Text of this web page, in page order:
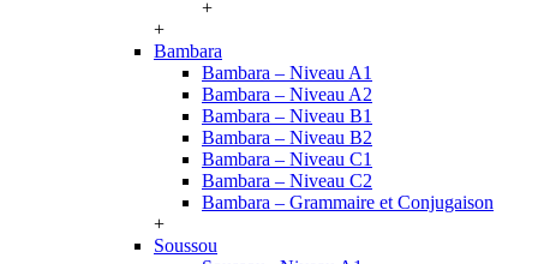
+
+
Bambara
Bambara – Niveau A1
Bambara – Niveau A2
Bambara – Niveau B1
Bambara – Niveau B2
Bambara – Niveau C1
Bambara – Niveau C2
Bambara – Grammaire et Conjugaison
+
Soussou